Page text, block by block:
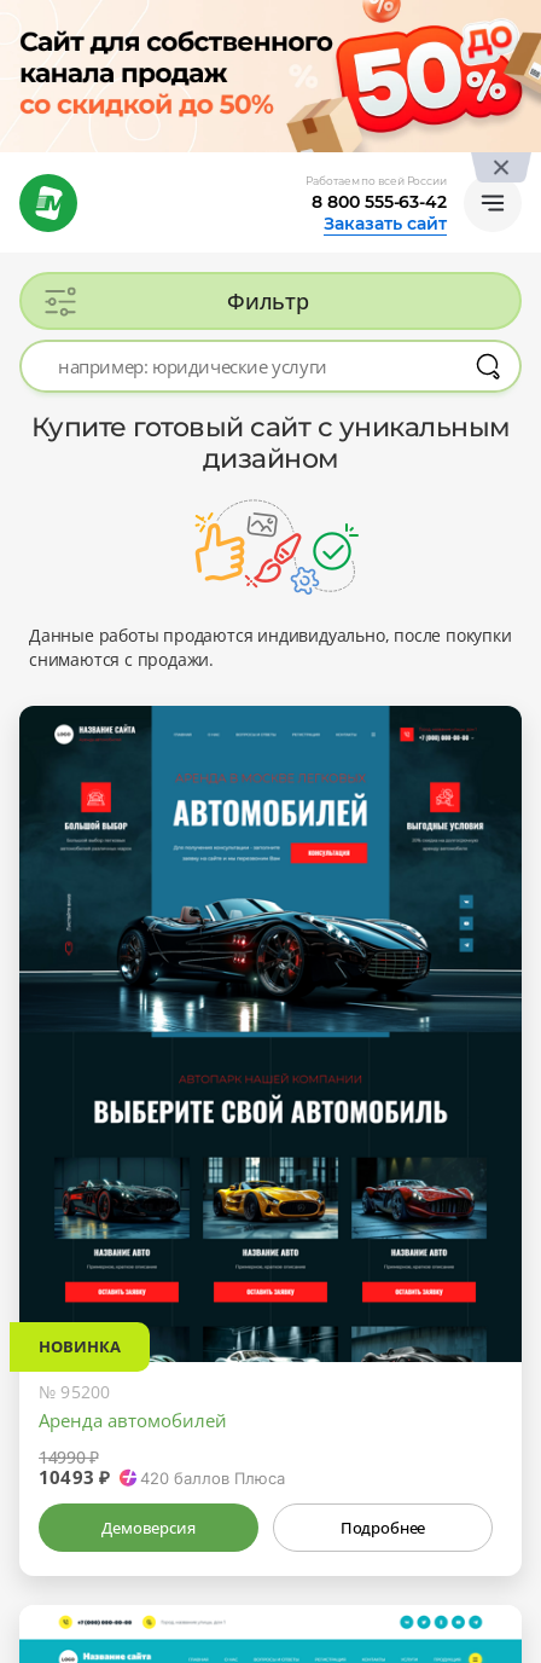
Работаем по всей России
8 800 555-63-42
Заказать сайт
Фильтр
Купите готовый сайт с уникальным
дизайном
Данные работы продаются индивидуально, после покупки
снимаются с продажи.
НОВИНКА
№ 95200
Аренда автомобилей
14990 ₽
10493 ₽ 420 баллов Плюса
Демоверсия Подробнее